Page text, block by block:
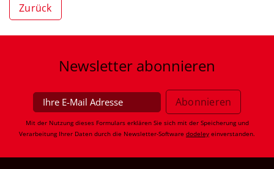
Zurück
Newsletter abonnieren
Mit der Nutzung dieses Formulars erklären Sie sich mit der Speicherung und
Verarbeitung Ihrer Daten durch die Newsletter-Software dodeley einverstanden.